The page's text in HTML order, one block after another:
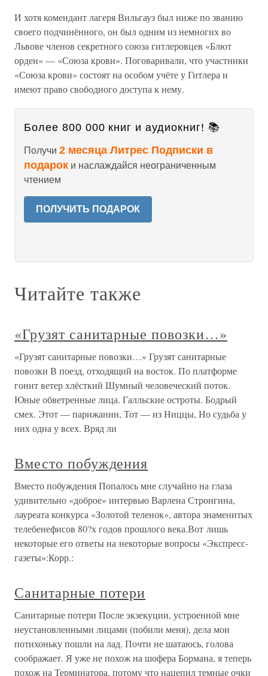
И хотя комендант лагеря Вильгауз был ниже по званию
своего подчинённого, он был одним из немногих во
Львове членов секретного союза гитлеровцев «Блют
орден» — «Союза крови». Поговаривали, что участники
«Союза крови» состоят на особом учёте у Гитлера и
имеют право свободного доступа к нему.
Более 800 000 книг и аудиокниг! 📚
Получи 2 месяца Литрес Подписки в
подарок и наслаждайся неограниченным
чтением
ПОЛУЧИТЬ ПОДАРОК
Читайте также
«Грузят санитарные повозки…»
«Грузят санитарные повозки…» Грузят санитарные
повозки В поезд, отходящий на восток. По платформе
гонит ветер хлёсткий Шумный человеческий поток.
Юные обветренные лица. Галльские остроты. Бодрый
смех. Этот — парижанин, Тот — из Ниццы, Но судьба у
них одна у всех. Вряд ли
Вместо побуждения
Вместо побуждения Попалось мне случайно на глаза
удивительно «доброе» интервью Варлена Стронгина,
лауреата конкурса «Золотой теленок», автора знаменитых
телебенефисов 80?х годов прошлого века.Вот лишь
некоторые его ответы на некоторые вопросы «Экспресс-
газеты»:Корр.:
Санитарные потери
Санитарные потери После экзекуции, устроенной мне
неустановленными лицами (побили меня), дела мои
потихоньку пошли на лад. Почти не шатаюсь, голова
соображает. Я уже не похож на шофера Бормана, я теперь
похож на Терминатора, потому что нацепил темные очки